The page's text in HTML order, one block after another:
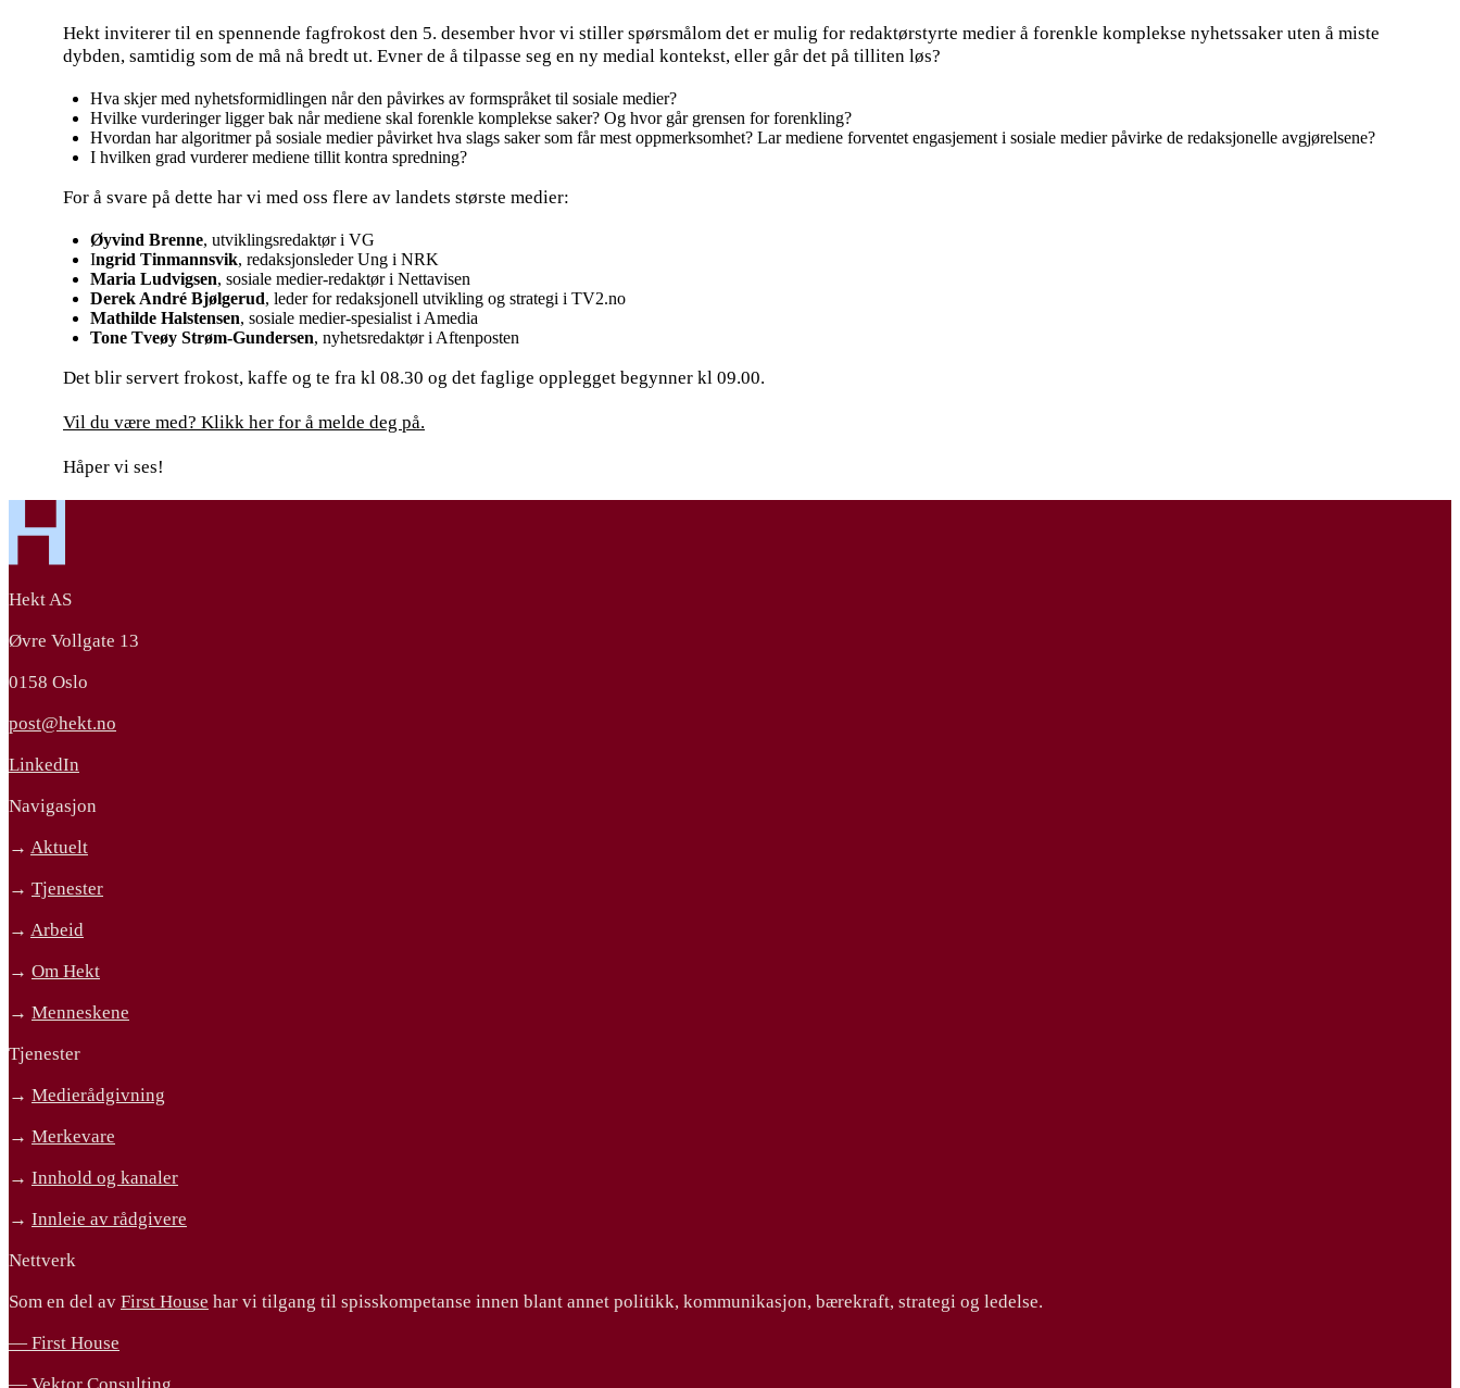
Hekt inviterer til en spennende fagfrokost den 5. desember hvor vi stiller spørsmålom det er mulig for redaktørstyrte medier å forenkle komplekse nyhetssaker uten å miste
dybden, samtidig som de må nå bredt ut. Evner de å tilpasse seg en ny medial kontekst, eller går det på tilliten løs?
Hva skjer med nyhetsformidlingen når den påvirkes av formspråket til sosiale medier?
Hvilke vurderinger ligger bak når mediene skal forenkle komplekse saker? Og hvor går grensen for forenkling?
Hvordan har algoritmer på sosiale medier påvirket hva slags saker som får mest oppmerksomhet? Lar mediene forventet engasjement i sosiale medier påvirke de redaksjonelle avgjørelsene?
I hvilken grad vurderer mediene tillit kontra spredning?
For å svare på dette har vi med oss flere av landets største medier:
Øyvind Brenne, utviklingsredaktør i VG
Ingrid Tinmannsvik, redaksjonsleder Ung i NRK
Maria Ludvigsen, sosiale medier-redaktør i Nettavisen
Derek André Bjølgerud, leder for redaksjonell utvikling og strategi i TV2.no
Mathilde Halstensen, sosiale medier-spesialist i Amedia
Tone Tveøy Strøm-Gundersen, nyhetsredaktør i Aftenposten
Det blir servert frokost, kaffe og te fra kl 08.30 og det faglige opplegget begynner kl 09.00.
Vil du være med? Klikk her for å melde deg på.
Håper vi ses!
Hekt AS
Øvre Vollgate 13
0158 Oslo
post@hekt.no
LinkedIn
Navigasjon
→ Aktuelt
→ Tjenester
→ Arbeid
→ Om Hekt
→ Menneskene
Tjenester
→ Medierådgivning
→ Merkevare
→ Innhold og kanaler
→ Innleie av rådgivere
Nettverk
Som en del av First House har vi tilgang til spisskompetanse innen blant annet politikk, kommunikasjon, bærekraft, strategi og ledelse.
— First House
— Vektor Consulting